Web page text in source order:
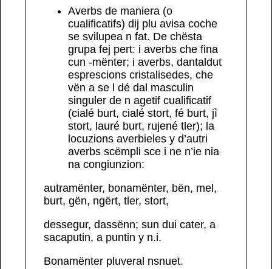
Averbs de maniera (o
cualificatifs) dij plu avisa coche
se svilupea n fat. De chësta
grupa fej pert: i averbs che fina
cun -mënter; i averbs, dantaldut
esprescions cristalisedes, che
vën a se l dé dal masculin
singuler de n agetif cualificatif
(cialé burt, cialé stort, fé burt, jì
stort, lauré burt, rujené tler); la
locuzions averbieles y d’autri
averbs scëmpli sce i ne n’ie nia
na congiunzion:
autramënter, bonamënter, bën, mel,
burt, gën, ngërt, tler, stort,
dessegur, dassënn; sun dui cater, a
sacaputin, a puntin y n.i.
Bonamënter pluveral nsnuet.